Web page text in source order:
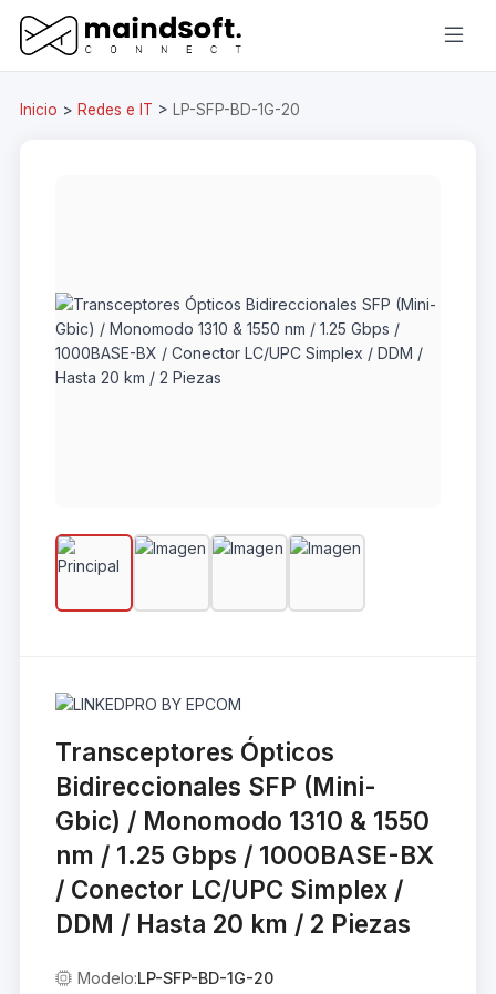
Inicio > Redes e IT > LP-SFP-BD-1G-20
Transceptores Ópticos
Bidireccionales SFP (Mini-
Gbic) / Monomodo 1310 & 1550
nm / 1.25 Gbps / 1000BASE-BX
/ Conector LC/UPC Simplex /
DDM / Hasta 20 km / 2 Piezas
Modelo:LP-SFP-BD-1G-20